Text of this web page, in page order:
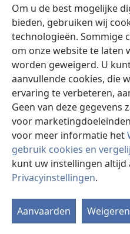
Om u de best mogelijke
bieden, gebruiken wij
technologieën. Sommige
om onze website te laten
worden geweigerd. U
aanvullende cookies, die
ervaring te verbeteren,
Geen van deze
voor
voor meer informatie het
gebruik cookies en
kunt uw instellingen altijd
Privacyinstellingen.
Aanvaarden Weigeren
(opent
nieuw
venster)Watchtower ONLINE
(opent
nieuw
venster)JW Hub
(opent
nieuw
venster)
®
Watchtower Library
Copyright© 2026 Watch Tower
GEBRUIKSVOORWAARDEN